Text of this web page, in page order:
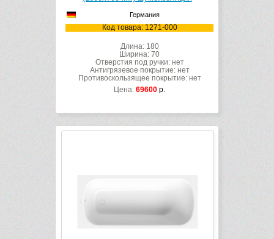
Германия
Код товара: 1271-000
Длина: 180
Ширина: 70
Отверстия под ручки: нет
Антигрязевое покрытие: нет
Противоскользящее покрытие: нет
Цена: 69600 р.